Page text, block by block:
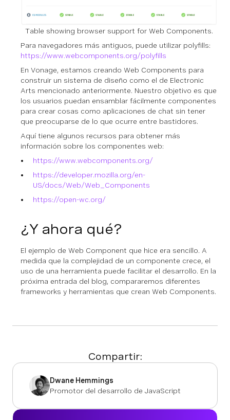
Table showing browser support for Web Components.
Para navegadores más antiguos, puede utilizar polyfills:
https://www.webcomponents.org/polyfills
En Vonage, estamos creando Web Components para
construir un sistema de diseño como el de Electronic
Arts mencionado anteriormente. Nuestro objetivo es que
los usuarios puedan ensamblar fácilmente componentes
para crear cosas como aplicaciones de chat sin tener
que preocuparse de lo que ocurre entre bastidores.
Aquí tiene algunos recursos para obtener más
información sobre los componentes web:
https://www.webcomponents.org/
https://developer.mozilla.org/en-
US/docs/Web/Web_Components
https://open-wc.org/
¿Y ahora qué?
El ejemplo de Web Component que hice era sencillo. A
medida que la complejidad de un componente crece, el
uso de una herramienta puede facilitar el desarrollo. En la
próxima entrada del blog, compararemos diferentes
frameworks y herramientas que crean Web Components.
Compartir:
Dwane Hemmings
Promotor del desarrollo de JavaScript